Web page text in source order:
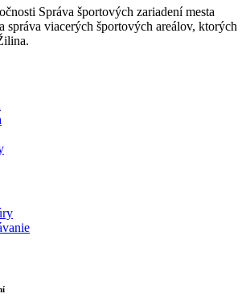
Správa športových zariadení mesta
správa viacerých športových areálov, ktorých